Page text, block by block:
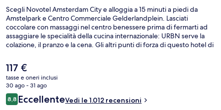
Scegli Novotel Amsterdam City e alloggia a 15 minuti a piedi da
Amstelpark e Centro Commerciale Gelderlandplein. Lasciati
coccolare con massaggi nel centro benessere prima di fermarti ad
assaggiare le specialità della cucina internazionale: URBN serve la
colazione, il pranzo e la cena. Gli altri punti di forza di questo hotel di
recensioni apprezzano la posizione comoda per i mezzi pubblici:
Stazione metro di Drentepark si trova a 3 min e Stazione metro di
Europaplein a 12 min.
Il
prezzo
attuale
è
117 €
117 €
tasse e oneri inclusi
30 ago - 31 ago
Recensioni
8,88,8 su 10
EccellenteVedi le 1.012 recensioni